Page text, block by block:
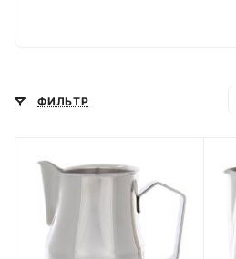
ФИЛЬТР